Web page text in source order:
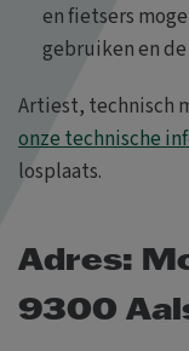
en fietsers
gebruiken en
Artiest, technisch
onze technische
losplaats.
Adres:
9300